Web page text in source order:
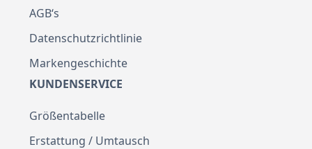
AGB‘s
Datenschutzrichtlinie
Markengeschichte
KUNDENSERVICE
Größentabelle
Erstattung / Umtausch